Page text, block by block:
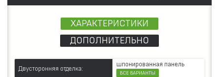
ХАРАКТЕРИСТИКИ
ДОПОЛНИТЕЛЬНО
Двусторонняя отделка:
шпонированная панель
ВСЕ ВАРИАНТЫ